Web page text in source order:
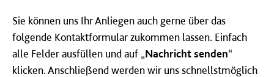
Sie können uns Ihr Anliegen auch gerne über das
folgende Kontaktformular zukommen lassen. Einfach
alle Felder ausfüllen und auf „Nachricht senden“
klicken. Anschließend werden wir uns schnellstmöglich